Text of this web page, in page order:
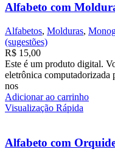
Alfabeto com
Alfabetos, Molduras,
(sugestões)
R$ 15,00
Este é um produto digital.
eletrônica
nos
Adicionar ao carrinho
Visualização Rápida
Alfabeto com